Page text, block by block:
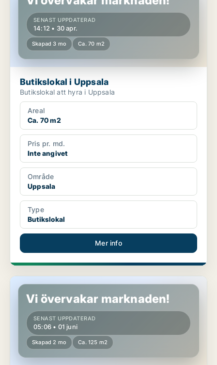
SENAST UPPDATERAD
14:12 • 30 apr.
Skapad 3 mo Ca. 70 m2
Butikslokal i Uppsala
Butikslokal att hyra i Uppsala
Areal
Ca. 70 m2
Pris pr. md.
Inte angivet
Område
Uppsala
Type
Butikslokal
Mer info
Butikslokal i Uppsala
Vi övervakar marknaden!
SENAST UPPDATERAD
05:06 • 01 juni
Skapad 2 mo Ca. 125 m2